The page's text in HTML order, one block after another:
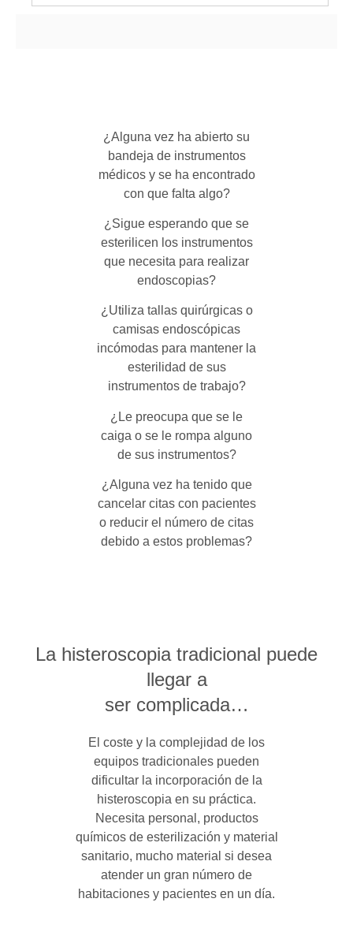
¿Alguna vez ha abierto su
bandeja de instrumentos
médicos y se ha encontrado
con que falta algo?
¿Sigue esperando que se
esterilicen los instrumentos
que necesita para realizar
endoscopias?
¿Utiliza tallas quirúrgicas o
camisas endoscópicas
incómodas para mantener la
esterilidad de sus
instrumentos de trabajo?
¿Le preocupa que se le
caiga o se le rompa alguno
de sus instrumentos?
¿Alguna vez ha tenido que
cancelar citas con pacientes
o reducir el número de citas
debido a estos problemas?
La histeroscopia tradicional puede
llegar a
ser complicada…
El coste y la complejidad de los
equipos tradicionales pueden
dificultar la incorporación de la
histeroscopia en su práctica.
Necesita personal, productos
químicos de esterilización y material
sanitario, mucho material si desea
atender un gran número de
habitaciones y pacientes en un día.